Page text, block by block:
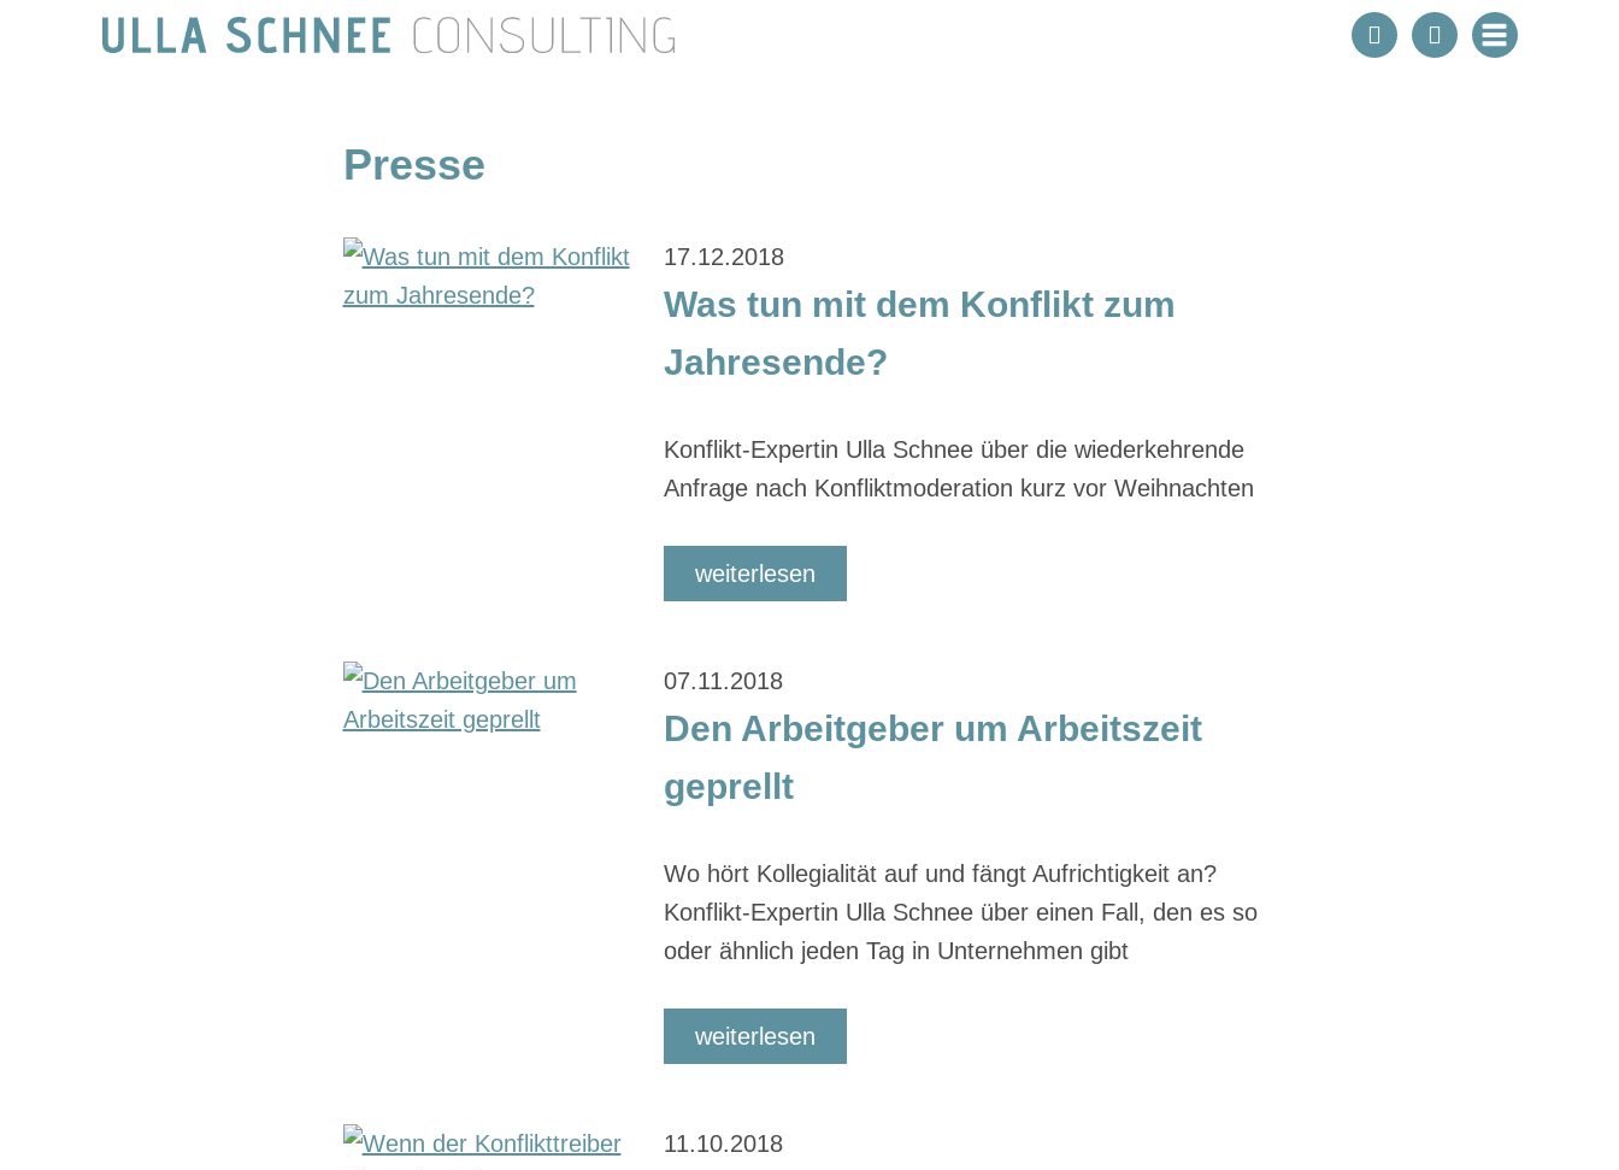
Presse
17.12.2018
Was tun mit dem Konflikt zum
Jahresende?
Konflikt-Expertin Ulla Schnee über die wiederkehrende
Anfrage nach Konfliktmoderation kurz vor Weihnachten
weiterlesen
07.11.2018
Den Arbeitgeber um Arbeitszeit
geprellt
Wo hört Kollegialität auf und fängt Aufrichtigkeit an?
Konflikt-Expertin Ulla Schnee über einen Fall, den es so
oder ähnlich jeden Tag in Unternehmen gibt
weiterlesen
11.10.2018